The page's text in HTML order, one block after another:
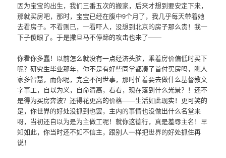
因为宝宝的出生，我们三番五次的搬家，后来才想到要安定下来，
那就买房吧，那时，宝宝已经在腹中9个月了，我几乎每天带着她
去看房子。不看则已，一看吓人，没想到北京的房子那么贵！我一
下子傻眼了。于是撒旦马不停蹄的攻击也来了——
你看你多蠢！以前怎么就没有一点经济头脑，乘着房价偏低时买下
呢？研究生毕业那年，你不是有好些同学都凑了首付买房吗，瞧人
家多智慧，而你呢，完全不问世事，那时忙着要去做什么基督教文
字事工，自以为义，自命清高，看看，现在落到什么光景？！还不
是得为买房奔波？还得花更高的价格——生活如此现实！更可笑的
是，你世界的好处没抓到也罢，主内的事情也没做出什么名堂来
呀，当初还自以为是为主做工呢！就你这德行，真是羞辱主名！早
知如此，你当时还不如不信主，跟别人一样把世界的好处抓住再
说！